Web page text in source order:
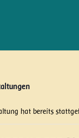
hat bereits